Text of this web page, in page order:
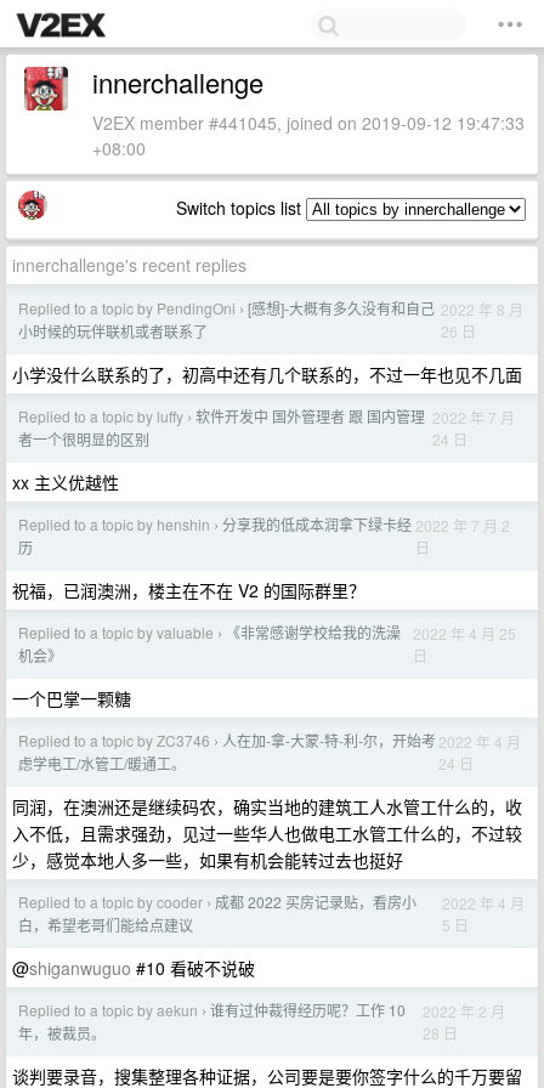
innerchallenge
V2EX member #441045, joined on 2019-09-12 19:47:33
+08:00
Switch topics list
innerchallenge's recent replies
Replied to a topic by PendingOni › [感想]-大概有多久没有和自己
小时候的玩伴联机或者联系了
2022 年 8 月
26 日
小学没什么联系的了，初高中还有几个联系的，不过一年也见不几面
Replied to a topic by luffy › 软件开发中 国外管理者 跟 国内管理
者一个很明显的区别
2022 年 7 月
24 日
xx 主义优越性
Replied to a topic by henshin › 分享我的低成本润拿下绿卡经
历
2022 年 7 月 2
日
祝福，已润澳洲，楼主在不在 V2 的国际群里？
Replied to a topic by valuable ›
《非常感谢学校给我的洗澡
机会》
2022 年 4 月 25
日
一个巴掌一颗糖
Replied to a topic by ZC3746 › 人在加-拿-大蒙-特-利-尔，开始考
虑学电工/水管工/暖通工。
2022 年 4 月
24 日
同润，在澳洲还是继续码农，确实当地的建筑工人水管工什么的，收
入不低，且需求强劲，见过一些华人也做电工水管工什么的，不过较
少，感觉本地人多一些，如果有机会能转过去也挺好
Replied to a topic by cooder › 成都 2022 买房记录贴，看房小
白，希望老哥们能给点建议
2022 年 4 月
5 日
@shiganwuguo #10 看破不说破
Replied to a topic by aekun › 谁有过仲裁得经历呢？工作 10
年，被裁员。
2022 年 2 月
28 日
谈判要录音，搜集整理各种证据，公司要是要你签字什么的千万要留